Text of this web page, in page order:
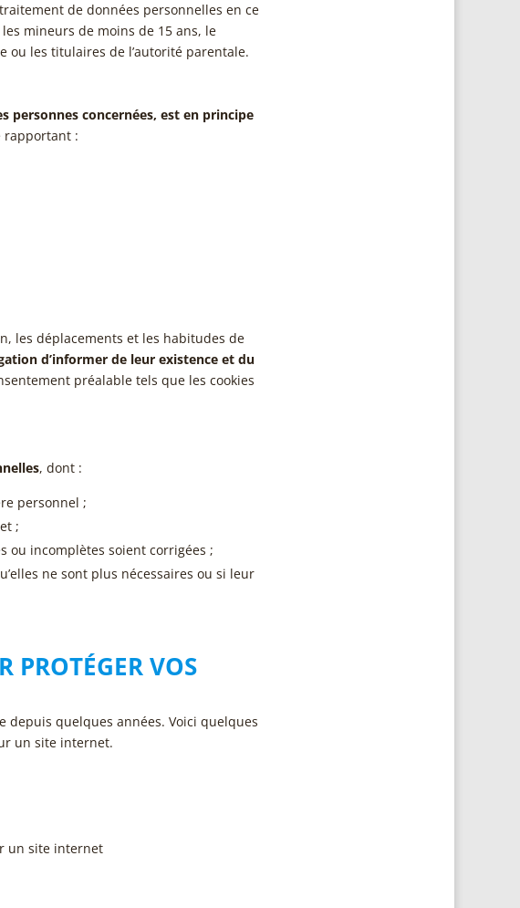
de données personnelles en ce
mineurs de moins de 15 ans, le
les titulaires de l’autorité parentale.
personnes concernées, est en principe
rapportant :
les déplacements et les habitudes de
d’informer de leur existence et du
préalable tels que les cookies
, dont :
personnel ;
;
ou incomplètes soient corrigées ;
ne sont plus nécessaires ou si leur
PROTÉGER VOS
depuis quelques années. Voici quelques
un site internet.
un site internet